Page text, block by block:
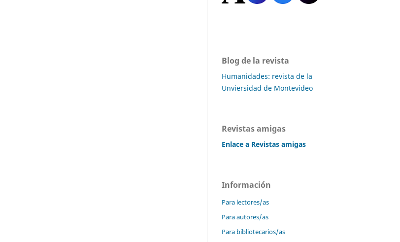
Blog de la revista
Humanidades: revista de la
Unviersidad de Montevideo
Revistas amigas
Enlace a Revistas amigas
Información
Para lectores/as
Para autores/as
Para bibliotecarios/as